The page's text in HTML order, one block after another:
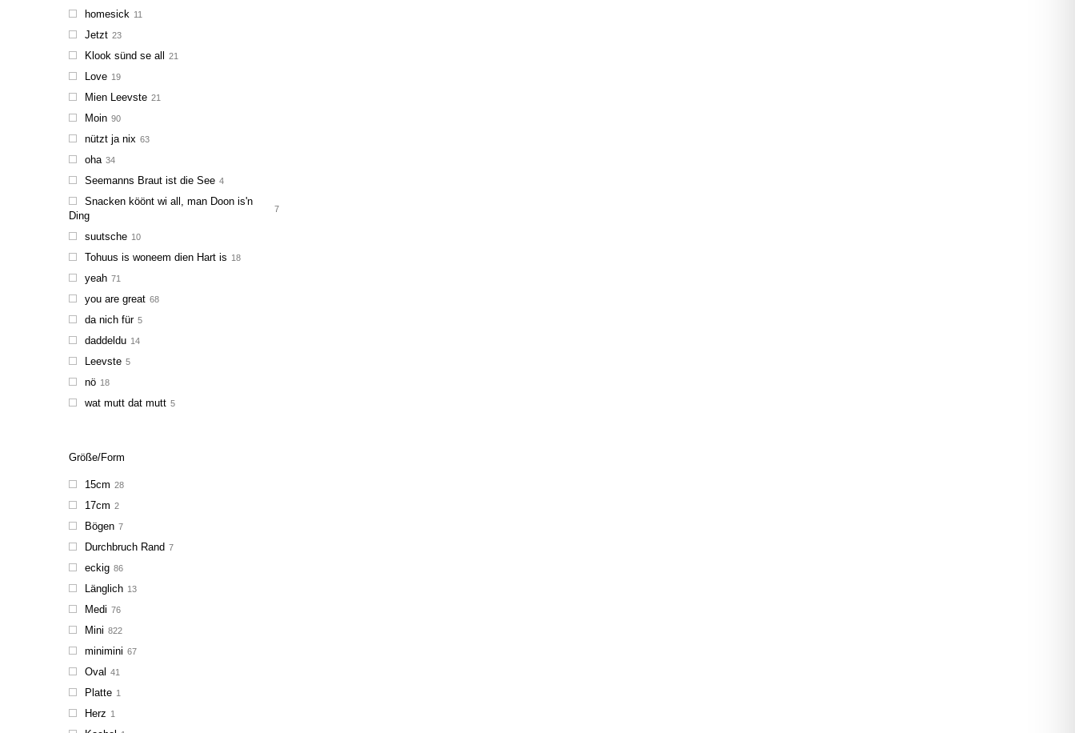
homesick 11
Jetzt 23
Klook sünd se all 21
Love 19
Mien Leevste 21
Moin 90
nützt ja nix 63
oha 34
Seemanns Braut ist die See 4
Snacken köönt wi all, man Doon is'n
Ding
7
suutsche 10
Tohuus is woneem dien Hart is 18
yeah 71
you are great 68
da nich für 5
daddeldu 14
Leevste 5
nö 18
wat mutt dat mutt 5
Größe/Form
15cm 28
17cm 2
Bögen 7
Durchbruch Rand 7
eckig 86
Länglich 13
Medi 76
Mini 822
minimini 67
Oval 41
Platte 1
Herz 1